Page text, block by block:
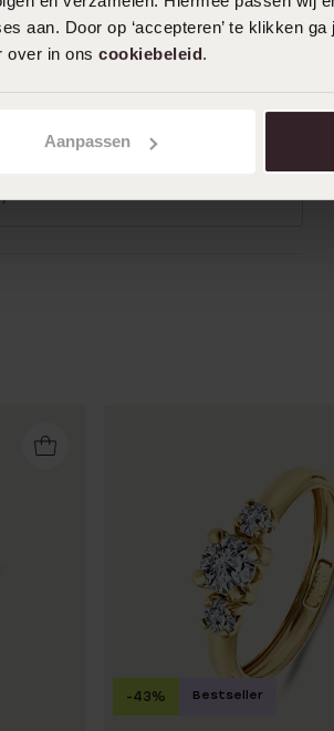
aan. Door op ‘accepteren’ te klikken
over in ons cookiebeleid.
Aanpassen
maar Lucardi heeft meer.
-43% Bestseller